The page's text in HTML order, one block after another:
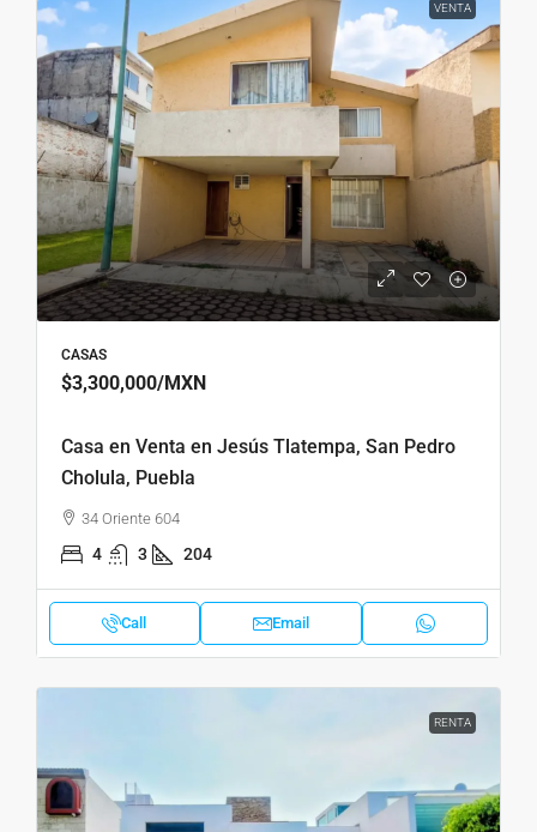
VENTA
CASAS
$3,300,000/MXN
Casa en Venta en Jesús Tlatempa, San Pedro
Cholula, Puebla
34 Oriente 604
4 3 204
Call Email
RENTA